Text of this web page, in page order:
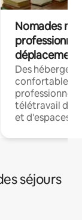
Nomades
déplacement
Des
confortables
professionnels
télétravail
et d'espaces
séjours